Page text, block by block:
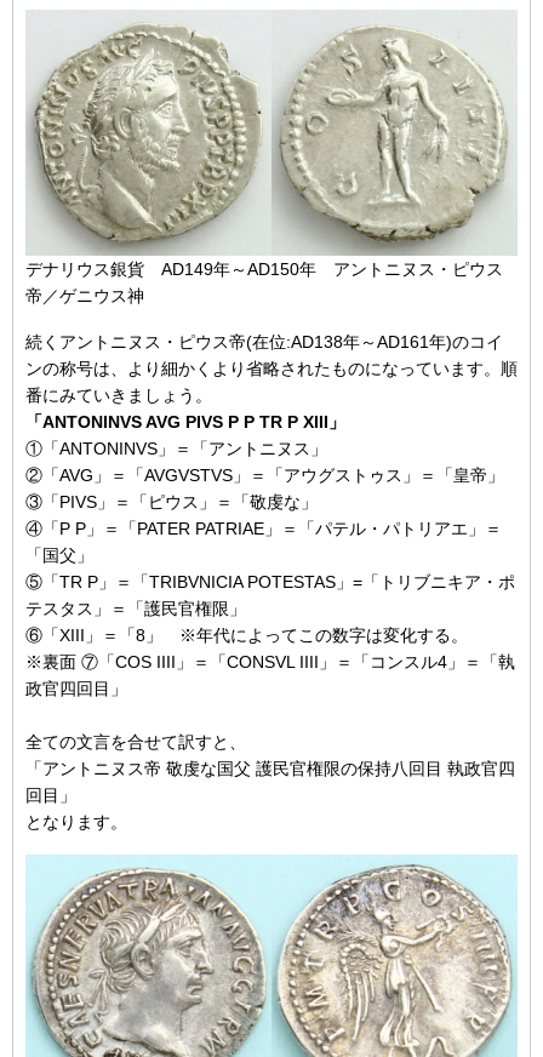
デナリウス銀貨 AD149年～AD150年 アントニヌス・ピウス
帝／ゲニウス神
続くアントニヌス・ピウス帝(在位:AD138年～AD161年)のコイ
ンの称号は、より細かくより省略されたものになっています。順
番にみていきましょう。
「ANTONINVS AVG PIVS P P TR P XIII」
①「ANTONINVS」＝「アントニヌス」
②「AVG」＝「AVGVSTVS」＝「アウグストゥス」＝「皇帝」
③「PIVS」＝「ピウス」＝「敬虔な」
④「P P」＝「PATER PATRIAE」＝「パテル・パトリアエ」＝
「国父」
⑤「TR P」＝「TRIBVNICIA POTESTAS」=「トリブニキア・ポ
テスタス」＝「護民官権限」
⑥「XIII」＝「8」 ※年代によってこの数字は変化する。
※裏面 ⑦「COS IIII」＝「CONSVL IIII」＝「コンスル4」＝「執
政官四回目」
全ての文言を合せて訳すと、
「アントニヌス帝 敬虔な国父 護民官権限の保持八回目 執政官四
回目」
となります。